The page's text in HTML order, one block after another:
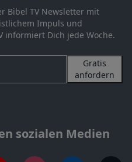
Bibel TV Newsletter mit
Impuls und
informiert Dich jede Woche.
Gratis
anfordern
sozialen Medien